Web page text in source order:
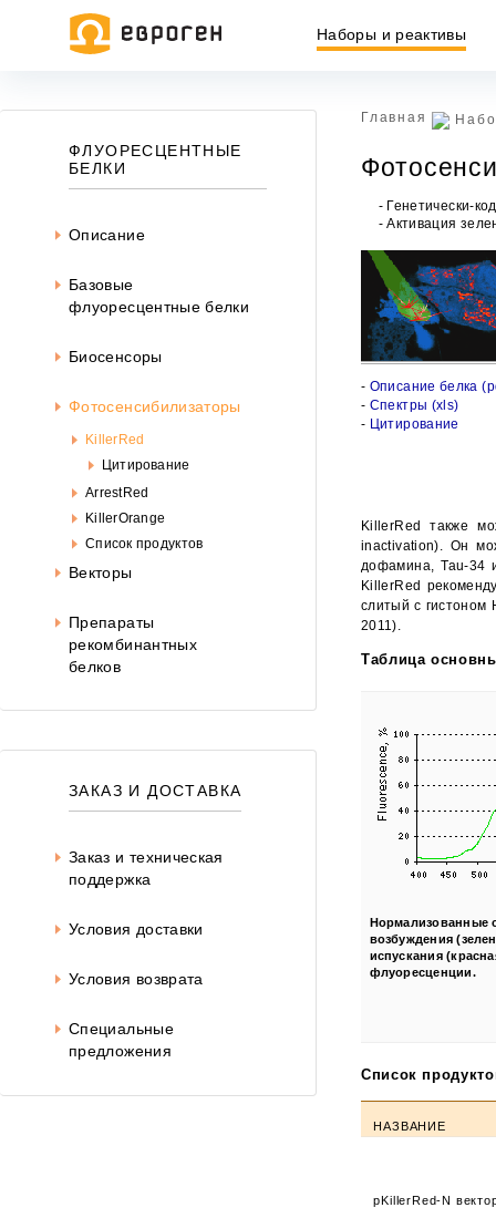
Наборы и реактивы
ФЛУОРЕСЦЕНТНЫЕ
БЕЛКИ
Описание
Базовые
флуоресцентные белки
Биосенсоры
Фотосенсибилизаторы
KillerRed
Цитирование
ArrestRed
KillerOrange
Список продуктов
Векторы
Препараты
рекомбинантных
белков
ЗАКАЗ И ДОСТАВКА
Заказ и техническая
поддержка
Условия доставки
Условия возврата
Специальные
предложения
Главная
- Генетически-
- Активация
- Описание белка
- Спектры (xls)
- Цитирование
KillerRed также
inactivation). Он
дофамина, Tau-34
KillerRed
слитый с гистоном
2011).
Таблица
Нормализованные
возбуждения
испускания
флуоресценции.
Список
НАЗВАНИЕ
pKillerRed-N
Информация, представленная на сайте, носит
437 ГК РФ.
Окончательная цена товара указывается в документе на